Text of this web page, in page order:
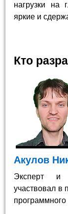
нагрузки на
яркие и
Кто
Акулов
Эксперт и
участвовал в
программного